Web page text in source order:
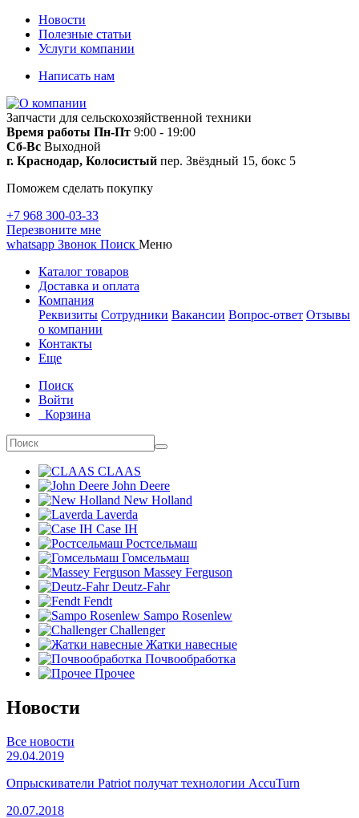
Новости
Полезные статьи
Услуги компании
Написать нам
Запчасти для сельскохозяйственной техники
Время работы Пн-Пт 9:00 - 19:00
Сб-Вс Выходной
г. Краснодар, Колосистый пер. Звёздный 15, бокс 5
Поможем сделать покупку
+7 968 300-03-33
Перезвоните мне
whatsapp Звонок Поиск Меню
Каталог товаров
Доставка и оплата
Компания
Реквизиты Сотрудники Вакансии Вопрос-ответ Отзывы
о компании
Контакты
Еще
Поиск
Войти
Корзина
CLAAS
John Deere
New Holland
Laverda
Case IH
Ростсельмаш
Гомсельмаш
Massey Ferguson
Deutz-Fahr
Fendt
Sampo Rosenlew
Challenger
Жатки навесные
Почвообработка
Прочее
Новости
Все новости
29.04.2019
Опрыскиватели Patriot получат технологии AccuTurn
20.07.2018